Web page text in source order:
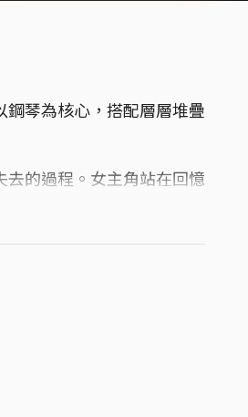
鋼琴為核心，搭配層層堆疊
的過程。女主角站在回憶
思念。
說那些來不及說出口的遺
，最終在磅礴而淒美的終